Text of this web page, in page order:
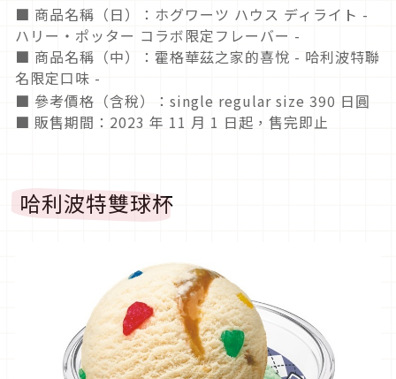
■ 商品名稱（日）：ホグワーツ ハウス ディライト -
ハリー・ポッター コラボ限定フレーバー -
■ 商品名稱（中）：霍格華茲之家的喜悅 - 哈利波特聯
名限定口味 -
■ 參考價格（含稅）：single regular size 390 日圓
■ 販售期間：2023 年 11 月 1 日起，售完即止
哈利波特雙球杯